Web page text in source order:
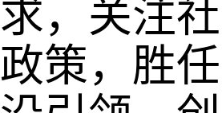
求，关注
政策，胜